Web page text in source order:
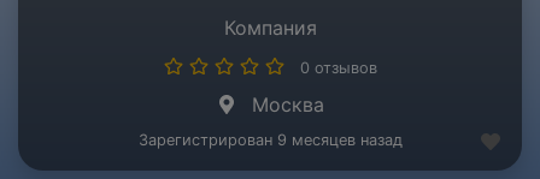
Компания
0 отзывов
Москва
Зарегистрирован 9 месяцев назад